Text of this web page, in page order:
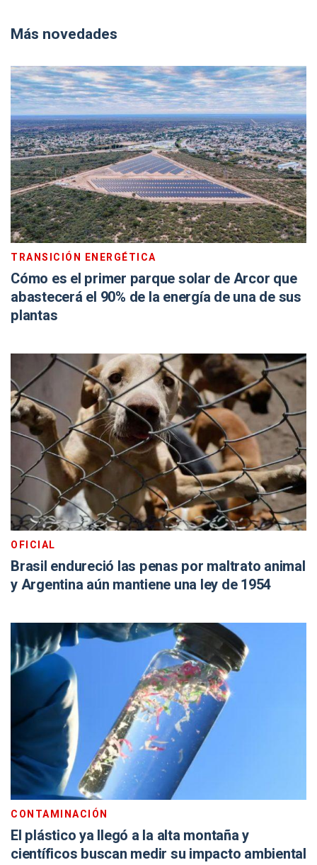
Más novedades
TRANSICIÓN ENERGÉTICA
Cómo es el primer parque solar de Arcor que
abastecerá el 90% de la energía de una de sus
plantas
OFICIAL
Brasil endureció las penas por maltrato animal
y Argentina aún mantiene una ley de 1954
CONTAMINACIÓN
El plástico ya llegó a la alta montaña y
científicos buscan medir su impacto ambiental